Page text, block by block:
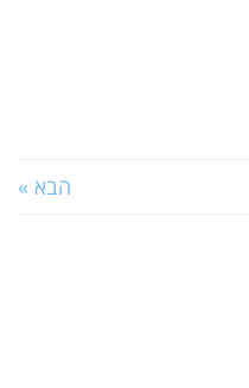
הבא »